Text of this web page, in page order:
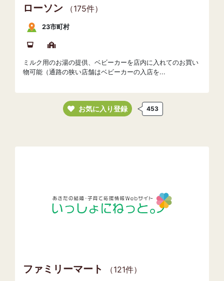
ローソン （175件）
23市町村
ミルク用のお湯の提供、ベビーカーを店内に入れてのお買い
物可能（通路の狭い店舗はベビーカーの入店を...
お気に入り登録 453
ファミリーマート （121件）